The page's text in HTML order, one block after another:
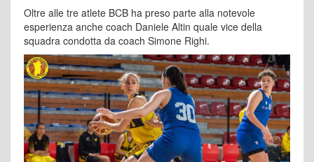
Oltre alle tre atlete BCB ha preso parte alla notevole
esperienza anche coach Daniele Altin quale vice della
squadra condotta da coach Simone Righi.